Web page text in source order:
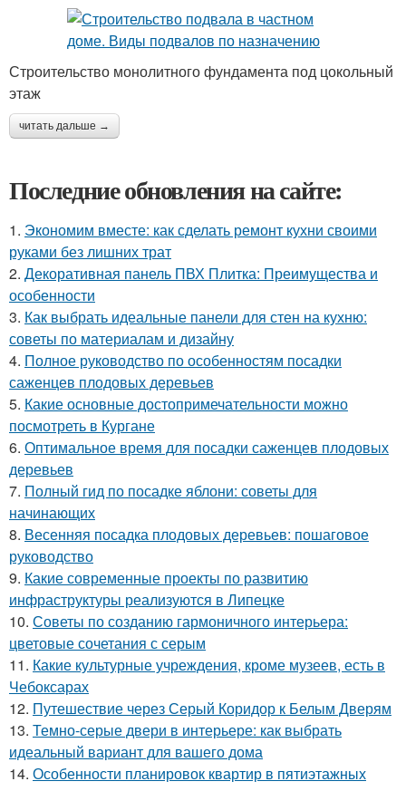
Строительство монолитного фундамента под цокольный
этаж
читать дальше →
Последние обновления на сайте:
1. Экономим вместе: как сделать ремонт кухни своими
руками без лишних трат
2. Декоративная панель ПВХ Плитка: Преимущества и
особенности
3. Как выбрать идеальные панели для стен на кухню:
советы по материалам и дизайну
4. Полное руководство по особенностям посадки
саженцев плодовых деревьев
5. Какие основные достопримечательности можно
посмотреть в Кургане
6. Оптимальное время для посадки саженцев плодовых
деревьев
7. Полный гид по посадке яблони: советы для
начинающих
8. Весенняя посадка плодовых деревьев: пошаговое
руководство
9. Какие современные проекты по развитию
инфраструктуры реализуются в Липецке
10. Советы по созданию гармоничного интерьера:
цветовые сочетания с серым
11. Какие культурные учреждения, кроме музеев, есть в
Чебоксарах
12. Путешествие через Серый Коридор к Белым Дверям
13. Темно-серые двери в интерьере: как выбрать
идеальный вариант для вашего дома
14. Особенности планировок квартир в пятиэтажных